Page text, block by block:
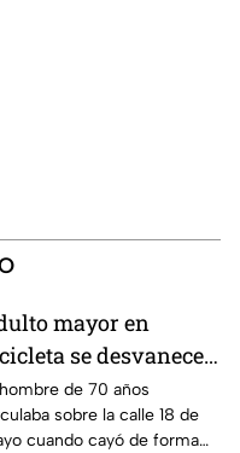
mayor en
se desvanece y
la vida en la
Lucio Cabañas
de 70 años
sobre la calle 18 de
cuando cayó de forma